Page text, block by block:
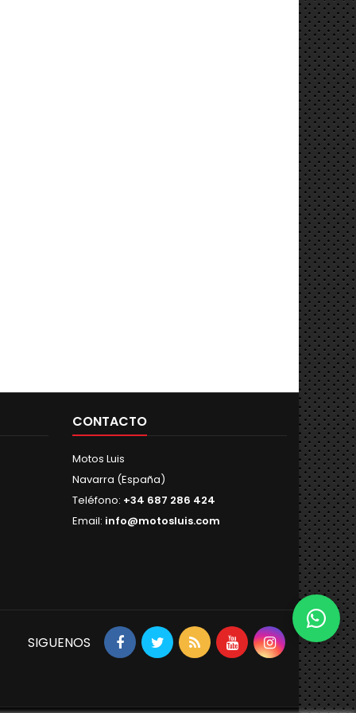
CONTACTO
Motos Luis
Navarra (España)
Teléfono: +34 687 286 424
Email: info@motosluis.com
SIGUENOS